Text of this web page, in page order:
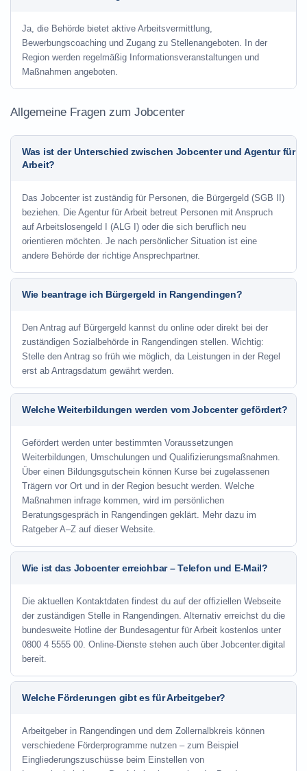
Ja, die Behörde bietet aktive Arbeitsvermittlung,
Bewerbungscoaching und Zugang zu Stellenangeboten. In der
Region werden regelmäßig Informationsveranstaltungen und
Maßnahmen angeboten.
Allgemeine Fragen zum Jobcenter
Was ist der Unterschied zwischen Jobcenter und Agentur für
Arbeit?
Das Jobcenter ist zuständig für Personen, die Bürgergeld (SGB II)
beziehen. Die Agentur für Arbeit betreut Personen mit Anspruch
auf Arbeitslosengeld I (ALG I) oder die sich beruflich neu
orientieren möchten. Je nach persönlicher Situation ist eine
andere Behörde der richtige Ansprechpartner.
Wie beantrage ich Bürgergeld in Rangendingen?
Den Antrag auf Bürgergeld kannst du online oder direkt bei der
zuständigen Sozialbehörde in Rangendingen stellen. Wichtig:
Stelle den Antrag so früh wie möglich, da Leistungen in der Regel
erst ab Antragsdatum gewährt werden.
Welche Weiterbildungen werden vom Jobcenter gefördert?
Gefördert werden unter bestimmten Voraussetzungen
Weiterbildungen, Umschulungen und Qualifizierungsmaßnahmen.
Über einen Bildungsgutschein können Kurse bei zugelassenen
Trägern vor Ort und in der Region besucht werden. Welche
Maßnahmen infrage kommen, wird im persönlichen
Beratungsgespräch in Rangendingen geklärt. Mehr dazu im
Ratgeber A–Z auf dieser Website.
Wie ist das Jobcenter erreichbar – Telefon und E-Mail?
Die aktuellen Kontaktdaten findest du auf der offiziellen Webseite
der zuständigen Stelle in Rangendingen. Alternativ erreichst du die
bundesweite Hotline der Bundesagentur für Arbeit kostenlos unter
0800 4 5555 00. Online-Dienste stehen auch über Jobcenter.digital
bereit.
Welche Förderungen gibt es für Arbeitgeber?
Arbeitgeber in Rangendingen und dem Zollernalbkreis können
verschiedene Förderprogramme nutzen – zum Beispiel
Eingliederungszuschüsse beim Einstellen von